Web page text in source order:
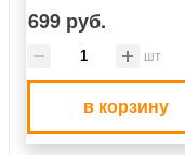
699 руб.
шт
в корзину